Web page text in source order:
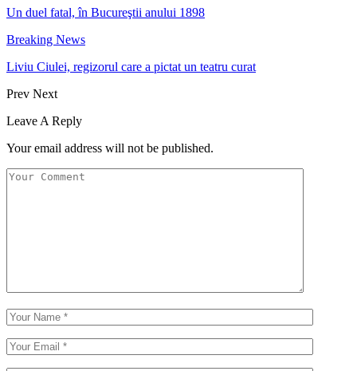
Un duel fatal, în Bucureştii anului 1898
Breaking News
Liviu Ciulei, regizorul care a pictat un teatru curat
Prev Next
Leave A Reply
Your email address will not be published.